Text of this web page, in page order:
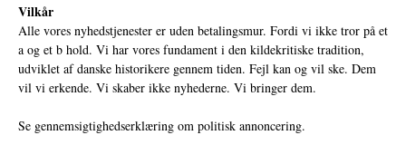
Vilkår
Alle vores nyhedstjenester er uden betalingsmur. Fordi vi ikke tror på et
a og et b hold. Vi har vores fundament i den kildekritiske tradition,
udviklet af danske historikere gennem tiden. Fejl kan og vil ske. Dem
vil vi erkende. Vi skaber ikke nyhederne. Vi bringer dem.
Se gennemsigtighedserklæring om politisk annoncering.